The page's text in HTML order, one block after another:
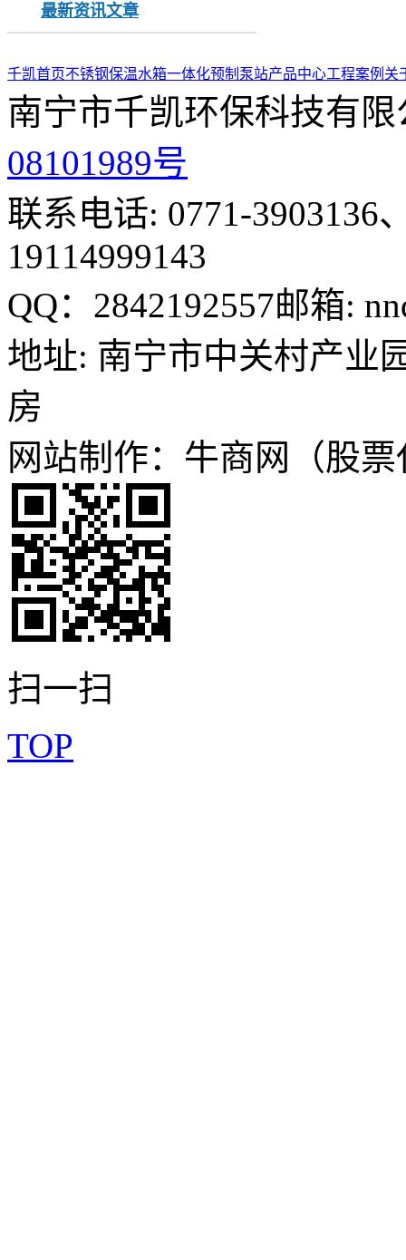
最新资讯文章
千凯首页不锈钢保温水箱一体化预制泵站产品中心工程案例 关
南宁市千凯环保科技有限
08101989号
联系电话: 0771-3903136
19114999143
QQ：2842192557邮箱:
地址: 南宁市中关村产业
房
网站制作：牛商网（股票
扫一扫
TOP